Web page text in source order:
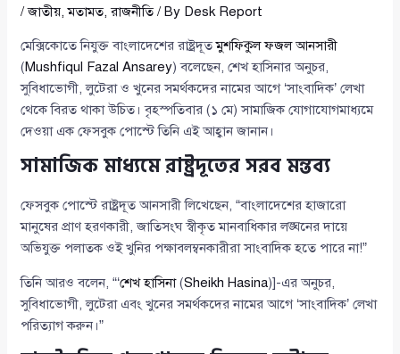
/জাতীয়,মতামত,রাজনীতি/ By Desk Report
মেক্সিকোতে নিযুক্ত বাংলাদেশের রাষ্ট্রদূতমুশফিকুল ফজল আনসারী
(Mushfiqul Fazal Ansarey) বলেছেন, শেখ হাসিনার অনুচর,
সুবিধাভোগী, লুটেরা ও খুনের সমর্থকদের নামের আগে ‘সাংবাদিক’ লেখা
থেকে বিরত থাকা উচিত। বৃহস্পতিবার (১ মে) সামাজিক যোগাযোগমাধ্যমে
দেওয়া এক ফেসবুক পোস্টে তিনি এই আহ্বান জানান।
সামাজিক মাধ্যমে রাষ্ট্রদূতের সরব মন্তব্য
ফেসবুক পোস্টে রাষ্ট্রদূত আনসারী লিখেছেন, “বাংলাদেশের হাজারো
মানুষের প্রাণ হরণকারী, জাতিসংঘ স্বীকৃত মানবাধিকার লঙ্ঘনের দায়ে
অভিযুক্ত পলাতক ওই খুনির পক্ষাবলম্বনকারীরা সাংবাদিক হতে পারে না!”
তিনি আরও বলেন, “‘শেখ হাসিনা(Sheikh Hasina)]-এর অনুচর,
সুবিধাভোগী, লুটেরা এবং খুনের সমর্থকদের নামের আগে ‘সাংবাদিক’ লেখা
পরিত্যাগ করুন।”